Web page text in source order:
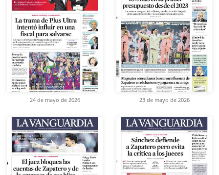
24 de mayo de 2026 23 de mayo de 2026